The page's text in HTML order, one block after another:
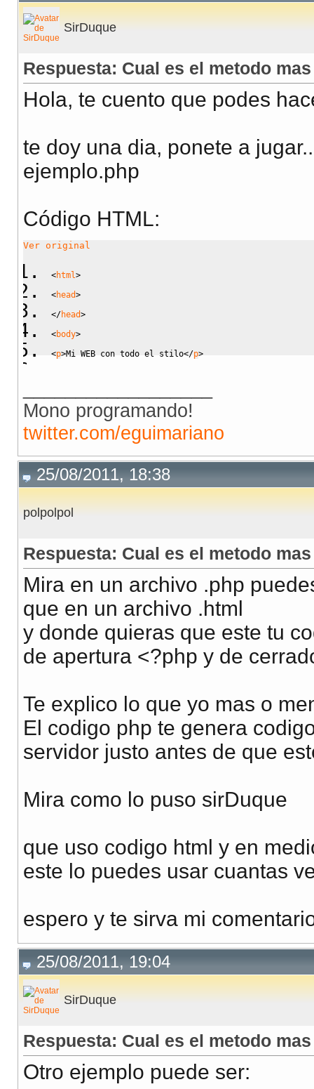
SirDuque
Respuesta: Cual es el metodo
Hola, te cuento que podes
te doy una dia, ponete a
ejemplo.php
Código HTML:
Ver original
<html>
<head>
</head>
<body>
<p>Mi WEB con todo el stilo</p>
< /html >
Mono programando!
twitter.com/eguimariano
25/08/2011, 18:38
polpolpol
Respuesta: Cual es el metodo
Mira en un archivo .php
que en un archivo .html
y donde quieras que este tu
de apertura <?php y de
Te explico lo que yo mas o
El codigo php te genera
servidor justo antes de que
Mira como lo puso sirDuque
que uso codigo html y en
este lo puedes usar cuantas
espero y te sirva mi
25/08/2011, 19:04
SirDuque
Respuesta: Cual es el metodo
Otro ejemplo puede ser: